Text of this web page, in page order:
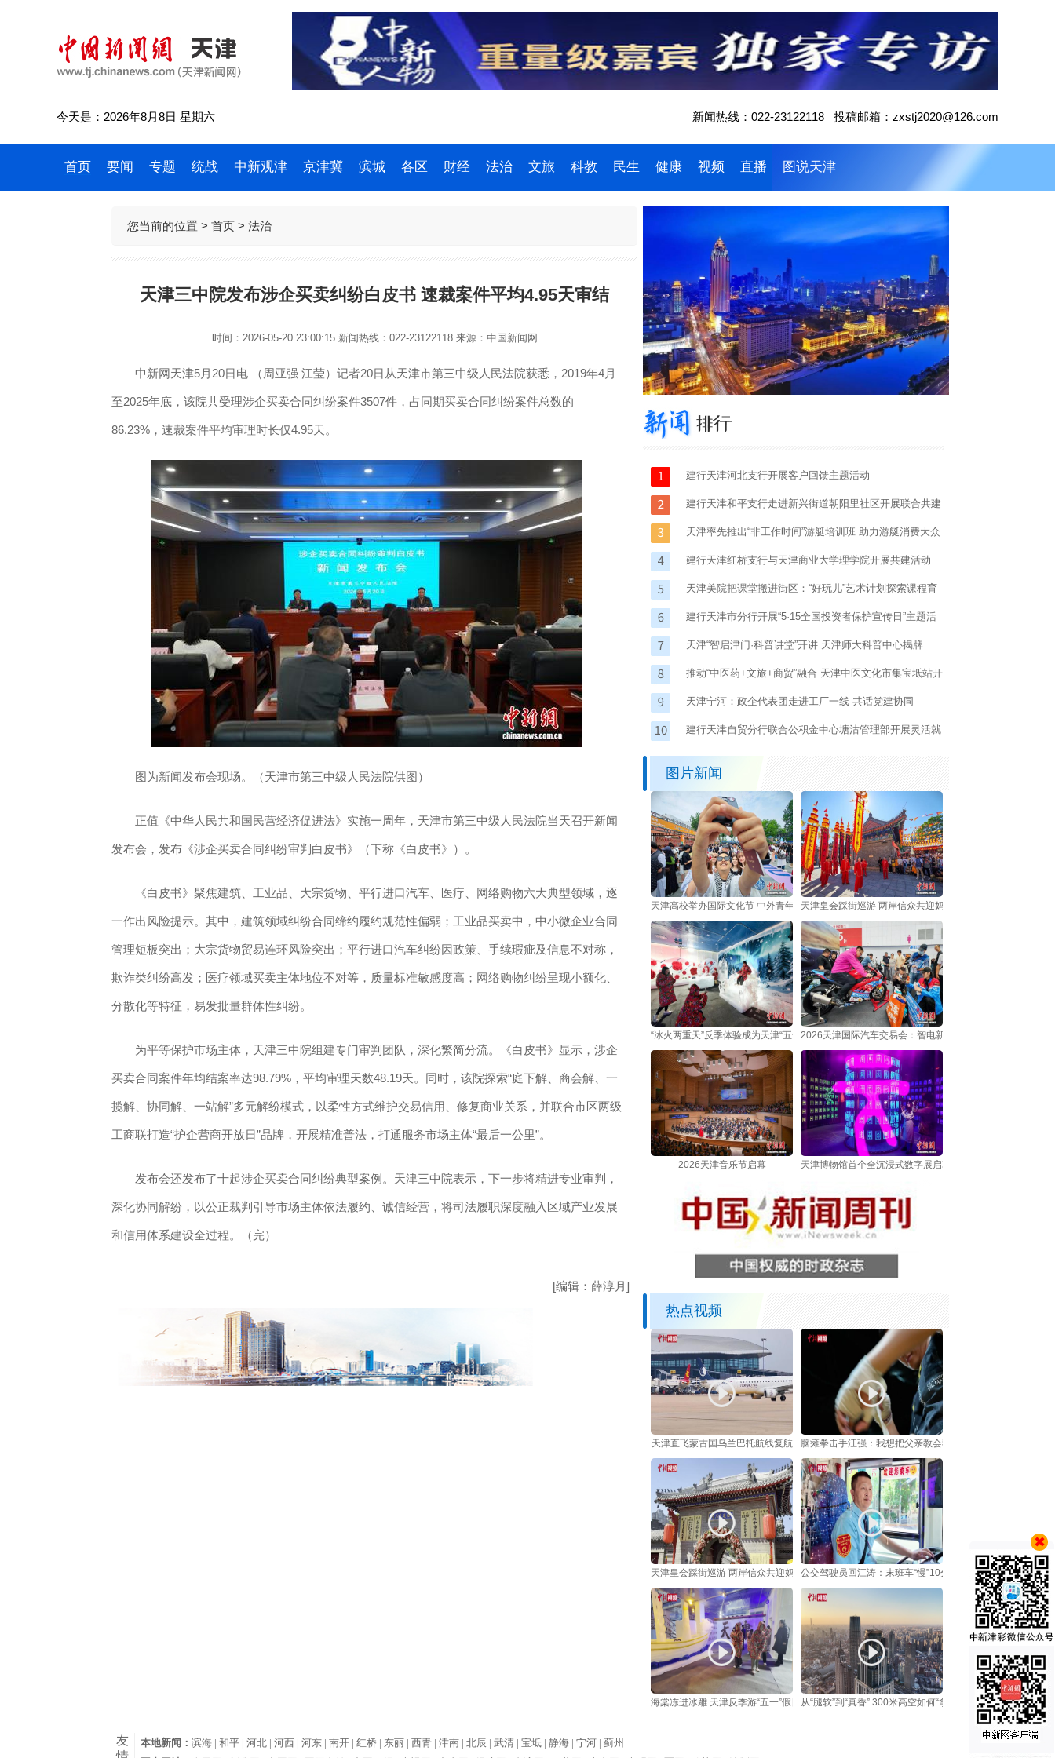
今天是：2026年8月8日 星期六 新闻热线：022-23122118 投稿邮箱：zxstj2020@126.com
首页 要闻 专题 统战 中新观津 京津冀 滨城 各区 财经 法治 文旅 科教 民生 健康 视频 直播 图说天津
您当前的位置 > 首页 > 法治
天津三中院发布涉企买卖纠纷白皮书 速裁案件平均4.95天审结
时间：2026-05-20 23:00:15 新闻热线：022-23122118来源：中国新闻网
中新网天津5月20日电 （周亚强 江莹）记者20日从天津市第三中级人民法院获悉，2019年4月
至2025年底，该院共受理涉企买卖合同纠纷案件3507件，占同期买卖合同纠纷案件总数的
86.23%，速裁案件平均审理时长仅4.95天。
图为新闻发布会现场。（天津市第三中级人民法院供图）
正值《中华人民共和国民营经济促进法》实施一周年，天津市第三中级人民法院当天召开新闻
发布会，发布《涉企买卖合同纠纷审判白皮书》（下称《白皮书》）。
《白皮书》聚焦建筑、工业品、大宗货物、平行进口汽车、医疗、网络购物六大典型领域，逐
一作出风险提示。其中，建筑领域纠纷合同缔约履约规范性偏弱；工业品买卖中，中小微企业合同
管理短板突出；大宗货物贸易连环风险突出；平行进口汽车纠纷因政策、手续瑕疵及信息不对称，
欺诈类纠纷高发；医疗领域买卖主体地位不对等，质量标准敏感度高；网络购物纠纷呈现小额化、
分散化等特征，易发批量群体性纠纷。
为平等保护市场主体，天津三中院组建专门审判团队，深化繁简分流。《白皮书》显示，涉企
买卖合同案件年均结案率达98.79%，平均审理天数48.19天。同时，该院探索“庭下解、商会解、一
揽解、协同解、一站解”多元解纷模式，以柔性方式维护交易信用、修复商业关系，并联合市区两级
工商联打造“护企营商开放日”品牌，开展精准普法，打通服务市场主体“最后一公里”。
发布会还发布了十起涉企买卖合同纠纷典型案例。天津三中院表示，下一步将精进专业审判，
深化协同解纷，以公正裁判引导市场主体依法履约、诚信经营，将司法履职深度融入区域产业发展
和信用体系建设全过程。（完）
[编辑：薛淳月]
建行天津河北支行开展客户回馈主题活动
建行天津和平支行走进新兴街道朝阳里社区开展联合共建
活动
天津率先推出“非工作时间”游艇培训班 助力游艇消费大众
化
建行天津红桥支行与天津商业大学理学院开展共建活动
天津美院把课堂搬进街区：“好玩儿”艺术计划探索课程育
人新路径
建行天津市分行开展“5·15全国投资者保护宣传日”主题活
动
天津“智启津门·科普讲堂”开讲 天津师大科普中心揭牌
推动“中医药+文旅+商贸”融合 天津中医文化市集宝坻站开
市
天津宁河：政企代表团走进工厂一线 共话党建协同
建行天津自贸分行联合公积金中心塘沽管理部开展灵活就
业缴存公积金社区宣传服务
图片新闻
天津高校举办国际文化节 中外青年共享多元文化盛宴天津皇会踩街巡游 两岸信众共迎妈祖诞辰
“冰火两重天”反季体验成为天津“五一”假日新亮点2026天津国际汽车交易会：智电新车集中亮相吸引观众
2026天津音乐节启幕 天津博物馆首个全沉浸式数字展启幕 以数字技术解锁甲骨文
热点视频
天津直飞蒙古国乌兰巴托航线复航 脑瘫拳击手汪强：我想把父亲教会我的 教给更多人
天津皇会踩街巡游 两岸信众共迎妈祖诞辰公交驾驶员回江涛：末班车“慢”10分钟，平安“快不得”
海棠冻进冰雕 天津反季游“五一”假日走俏从“腿软”到“真香” 300米高空如何“拿捏”年轻人？
友
本地新闻： 滨海 |和平 |河北 |河西 |河东 |南开 |红桥 | 东丽 |西青 |津南 |北辰 |武清 |宝坻 |静海 |宁河 |蓟州